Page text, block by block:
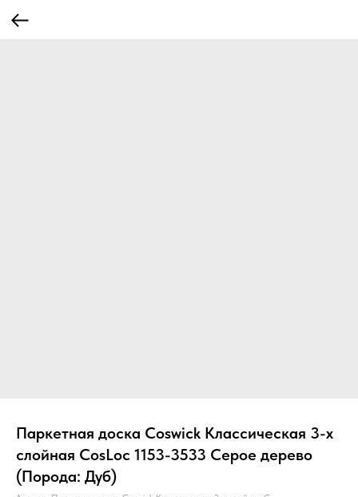
Паркетная доска Coswick Классическая 3-х
слойная CosLoc 1153-3533 Серое дерево
(Порода: Дуб)